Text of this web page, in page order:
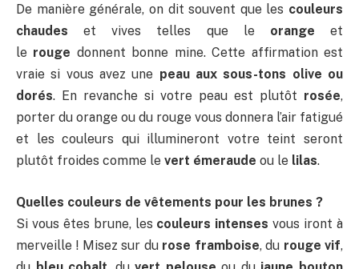
De manière générale, on dit souvent que les couleurs
chaudes et vives telles que le orange et
le rouge donnent bonne mine. Cette affirmation est
vraie si vous avez une peau aux sous-tons olive ou
dorés. En revanche si votre peau est plutôt rosée,
porter du orange ou du rouge vous donnera l’air fatigué
et les couleurs qui illumineront votre teint seront
plutôt froides comme le vert émeraude ou le lilas.
Quelles couleurs de vêtements pour les brunes ?
Si vous êtes brune, les couleurs intenses vous iront à
merveille ! Misez sur du rose framboise, du rouge vif,